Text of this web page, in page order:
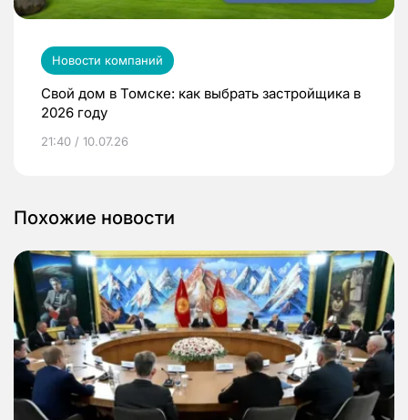
Новости компаний
Свой дом в Томске: как выбрать застройщика в
2026 году
21:40 / 10.07.26
Похожие новости